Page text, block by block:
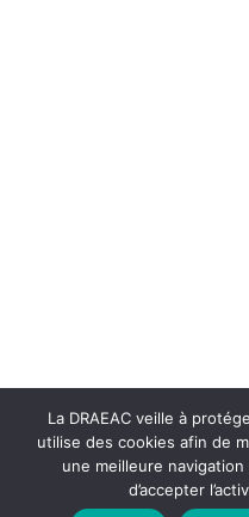
La DRAEAC veille à
utilise des cookies afin de
une meilleure
d’accepter